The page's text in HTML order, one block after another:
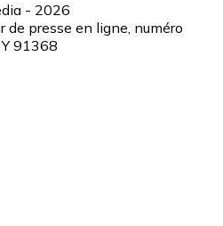
- 2026
de presse en ligne, numéro
91368